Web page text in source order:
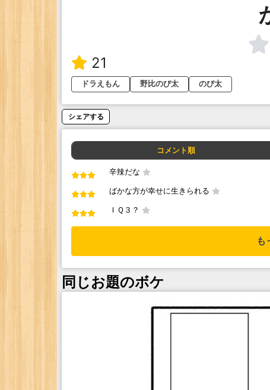
21
ドラえもん
野比のび太 のび太
シェアする
コメント順
辛辣だな
ばかな方が幸せに生きられる
ＩＱ３？
も
同じお題のボケ